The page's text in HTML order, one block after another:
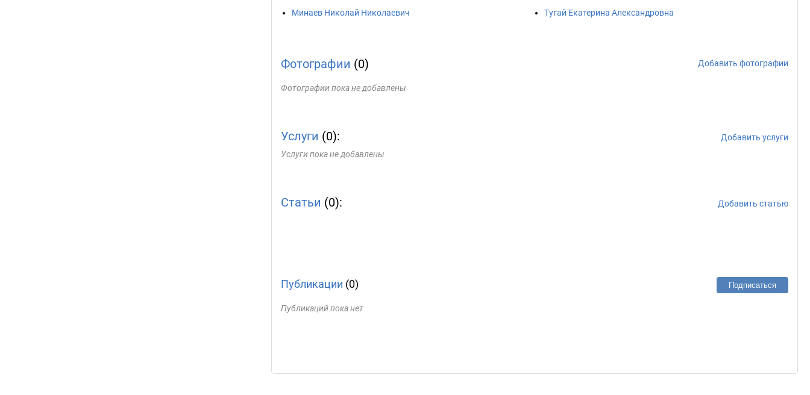
Минаев Николай Николаевич
Тугай Екатерина Александровна
Фотографии (0) Добавить фотографии
Фотографии пока не добавлены
Услуги (0):
Добавить услуги
Услуги пока не добавлены
Статьи (0): Добавить статью
Публикации (0) Подписаться
Публикаций пока нет